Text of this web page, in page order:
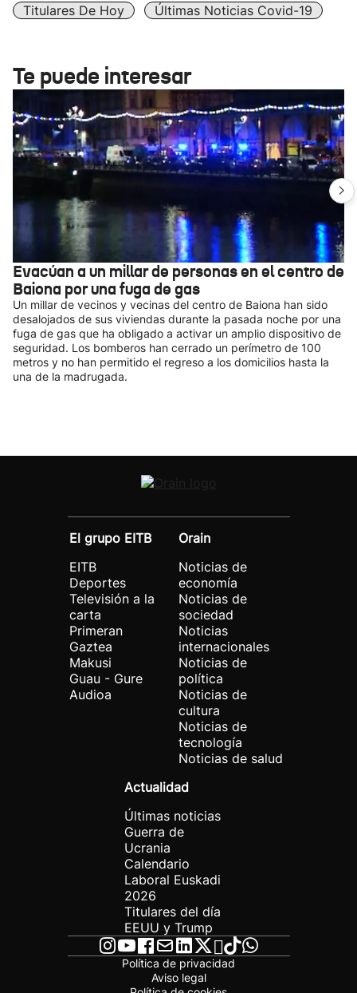
Titulares De Hoy Últimas Noticias Covid-19
Te puede interesar
Evacúan a un millar de personas en el centro de
Baiona por una fuga de gas
Un millar de vecinos y vecinas del centro de Baiona han sido
desalojados de sus viviendas durante la pasada noche por una
fuga de gas que ha obligado a activar un amplio dispositivo de
seguridad. Los bomberos han cerrado un perímetro de 100
metros y no han permitido el regreso a los domicilios hasta la
una de la madrugada.
El grupo EITB
EITB
Deportes
Televisión a la
carta
Primeran
Gaztea
Makusi
Guau - Gure
Audioa
Orain
Noticias de
economía
Noticias de
sociedad
Noticias
internacionales
Noticias de
política
Noticias de
cultura
Noticias de
tecnología
Noticias de salud
Actualidad
Últimas noticias
Guerra de
Ucrania
Calendario
Laboral Euskadi
2026
Titulares del día
EEUU y Trump
Política de privacidad
Aviso legal